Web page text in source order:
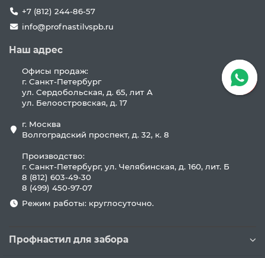
+7 (812) 244-86-57
info@profnastilvspb.ru
Наш адрес
Офисы продаж:
г. Санкт-Петербург
ул. Сердобольская, д. 65, лит А
ул. Белоостровская, д. 17
г. Москва
Волгоградский проспект, д. 32, к. 8
Производство:
г. Санкт-Петербург, ул. Челябинская, д. 160, лит. Б
8 (812) 603-49-30
8 (499) 450-97-07
Режим работы: круглосуточно.
Профнастил для забора